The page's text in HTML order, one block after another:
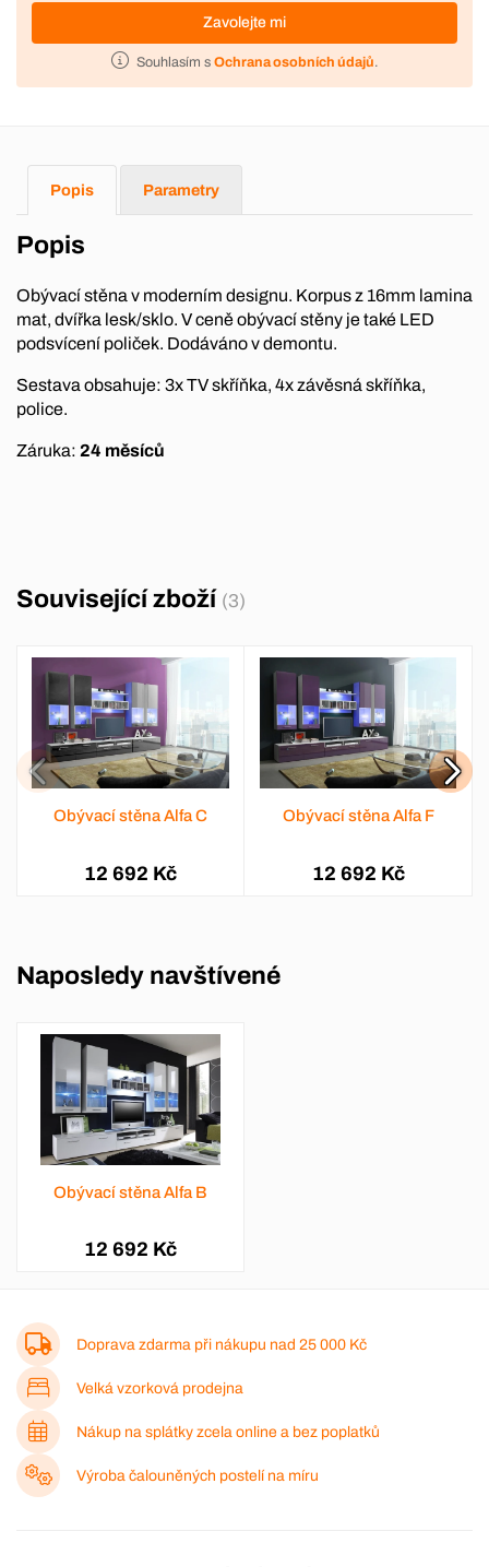
Zavolejte mi
Souhlasím s Ochrana osobních údajů.
Popis Parametry
Popis
Obývací stěna v moderním designu. Korpus z 16mm lamina
mat, dvířka lesk/sklo. V ceně obývací stěny je také LED
podsvícení poliček. Dodáváno v demontu.
Sestava obsahuje: 3x TV skříňka, 4x závěsná skříňka,
police.
Záruka: 24 měsíců
Související zboží (3)
Obývací stěna Alfa C
12 692 Kč
Obývací stěna Alfa F
12 692 Kč
Naposledy navštívené
Obývací stěna Alfa B
12 692 Kč
Doprava zdarma při nákupu nad 25 000 Kč
Velká vzorková prodejna
Nákup na splátky zcela online a bez poplatků
Výroba čalouněných postelí na míru